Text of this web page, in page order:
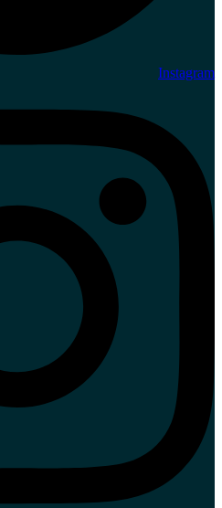
Instagram